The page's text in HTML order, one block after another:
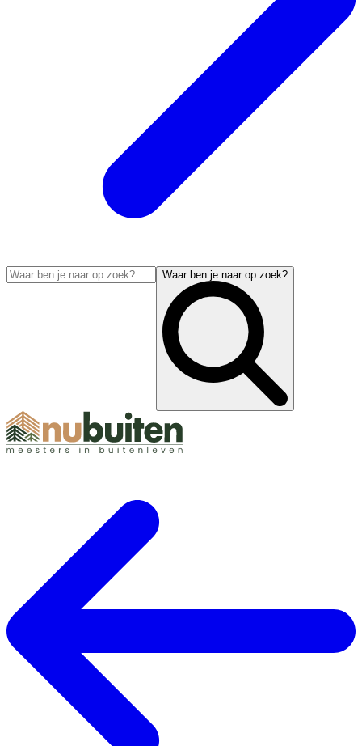
Waar ben je naar op zoek?